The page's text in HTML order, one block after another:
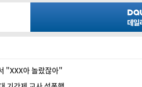
"XXX아 놀랐잖아"